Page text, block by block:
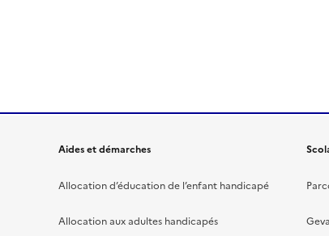
Aides et démarches
Allocation d’éducation de l’enfant handicapé
Allocation aux adultes handicapés